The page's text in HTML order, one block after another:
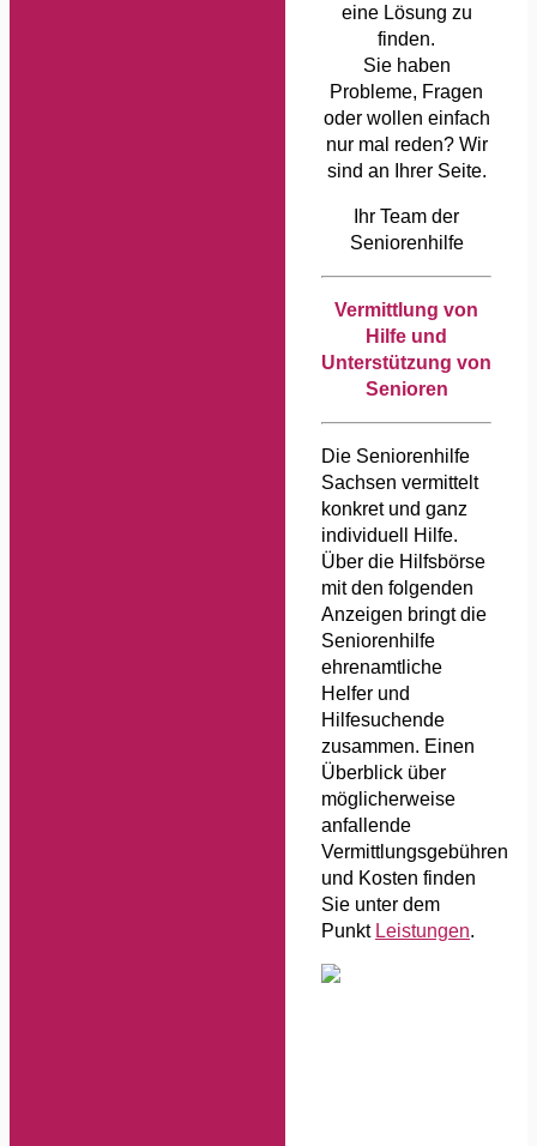
eine Lösung zu
finden.
Sie haben
Probleme, Fragen
oder wollen einfach
nur mal reden? Wir
sind an Ihrer Seite.
Ihr Team der
Seniorenhilfe
Vermittlung von
Hilfe und
Unterstützung von
Senioren
Die Seniorenhilfe
Sachsen vermittelt
konkret und ganz
individuell Hilfe.
Über die Hilfsbörse
mit den folgenden
Anzeigen bringt die
Seniorenhilfe
ehrenamtliche
Helfer und
Hilfesuchende
zusammen. Einen
Überblick über
möglicherweise
anfallende
Vermittlungsgebühren
und Kosten finden
Sie unter dem
Punkt Leistungen.